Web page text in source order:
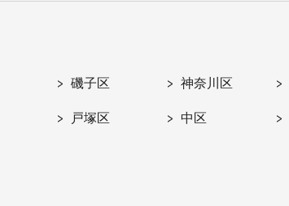
磯子区 神奈川区
戸塚区 中区